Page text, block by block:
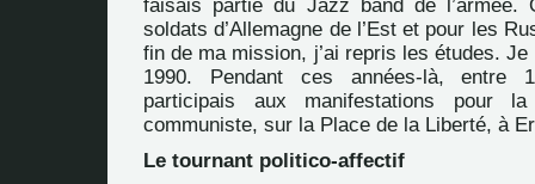
faisais partie du Jazz band de l’armée.
soldats d’Allemagne de l’Est et pour les
fin de ma mission, j’ai repris les études.
1990. Pendant ces années-là, entre
participais aux manifestations pour
communiste, sur la Place de la Liberté, à
Le tournant politico-affectif